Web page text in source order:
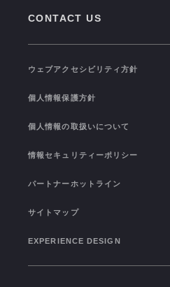
CONTACT US
ウェブアクセシビリティ方針
個人情報保護方針
個人情報の取扱いについて
情報セキュリティーポリシー
パートナーホットライン
サイトマップ
EXPERIENCE DESIGN